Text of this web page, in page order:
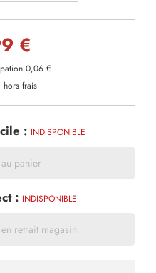
€
0,06 €
hors frais
: INDISPONIBLE
panier
: INDISPONIBLE
retrait magasin